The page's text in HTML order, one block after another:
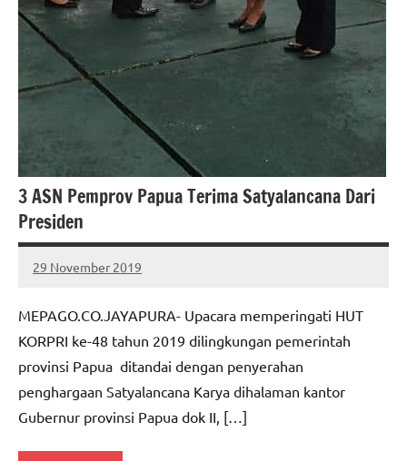
3 ASN Pemprov Papua Terima Satyalancana Dari
Presiden
29 November 2019
MEPAGO
No
MEPAGO.CO.JAYAPURA- Upacara memperingati HUT
KORPRI ke-48 tahun 2019 dilingkungan pemerintah
provinsi Papua ditandai dengan penyerahan
penghargaan Satyalancana Karya dihalaman kantor
Gubernur provinsi Papua dok II, […]